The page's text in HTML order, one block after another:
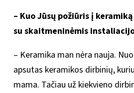
– Kuo Jūsų požiūris į
su skaitmeninėmis
– Keramika man nėra nauja.
apsutas keramikos dirbinių,
mama. Tačiau už kiekvieno